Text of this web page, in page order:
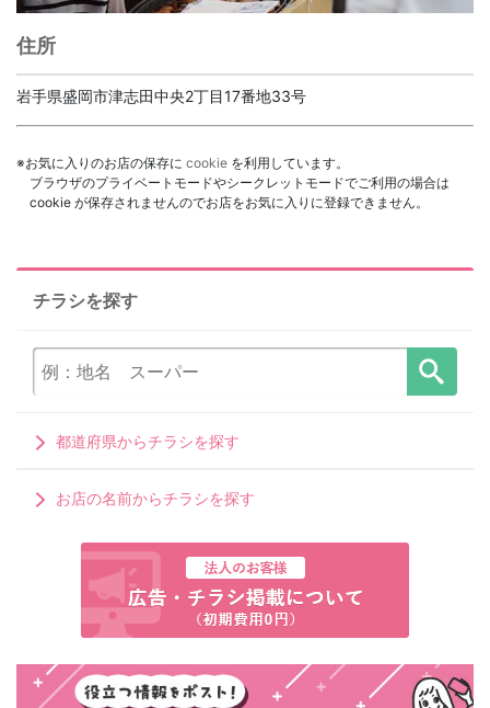
住所
岩手県盛岡市津志田中央2丁目17番地33号
※お気に入りのお店の保存に cookie を利用しています。
ブラウザのプライベートモードやシークレットモードでご利用の場合は
cookie が保存されませんのでお店をお気に入りに登録できません。
チラシを探す
都道府県からチラシを探す
お店の名前からチラシを探す